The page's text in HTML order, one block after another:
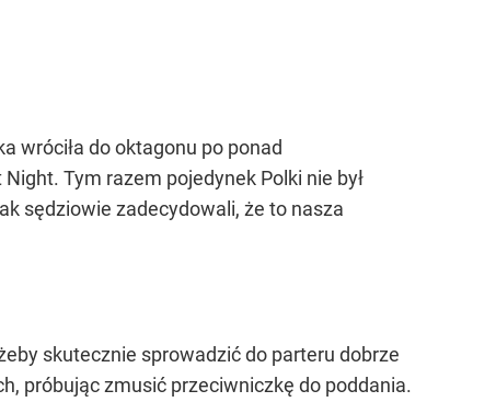
wróciła do oktagonu po ponad
Tym razem pojedynek Polki nie był
sędziowie zadecydowali, że to nasza
skutecznie sprowadzić do parteru dobrze
próbując zmusić przeciwniczkę do poddania.